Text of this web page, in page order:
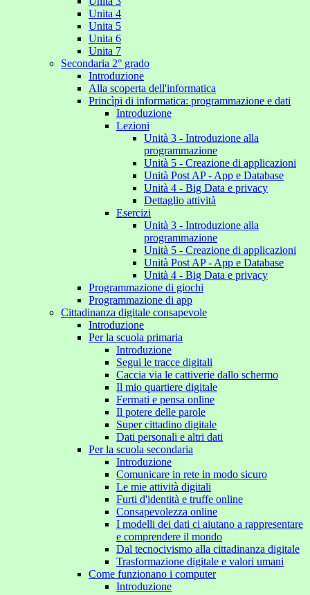
Unita 4
Unita 5
Unita 6
Unita 7
Secondaria 2° grado
Introduzione
Alla scoperta dell'informatica
Princìpi di informatica: programmazione e dati
Introduzione
Lezioni
Unità 3 - Introduzione alla
programmazione
Unità 5 - Creazione di applicazioni
Unità Post AP - App e Database
Unità 4 - Big Data e privacy
Dettaglio attività
Esercizi
Unità 3 - Introduzione alla
programmazione
Unità 5 - Creazione di applicazioni
Unità Post AP - App e Database
Unità 4 - Big Data e privacy
Programmazione di giochi
Programmazione di app
Cittadinanza digitale consapevole
Introduzione
Per la scuola primaria
Introduzione
Segui le tracce digitali
Caccia via le cattiverie dallo schermo
Il mio quartiere digitale
Fermati e pensa online
Il potere delle parole
Super cittadino digitale
Dati personali e altri dati
Per la scuola secondaria
Introduzione
Comunicare in rete in modo sicuro
Le mie attività digitali
Furti d'identità e truffe online
Consapevolezza online
I modelli dei dati ci aiutano a rappresentare
e comprendere il mondo
Dal tecnocivismo alla cittadinanza digitale
Trasformazione digitale e valori umani
Come funzionano i computer
Introduzione